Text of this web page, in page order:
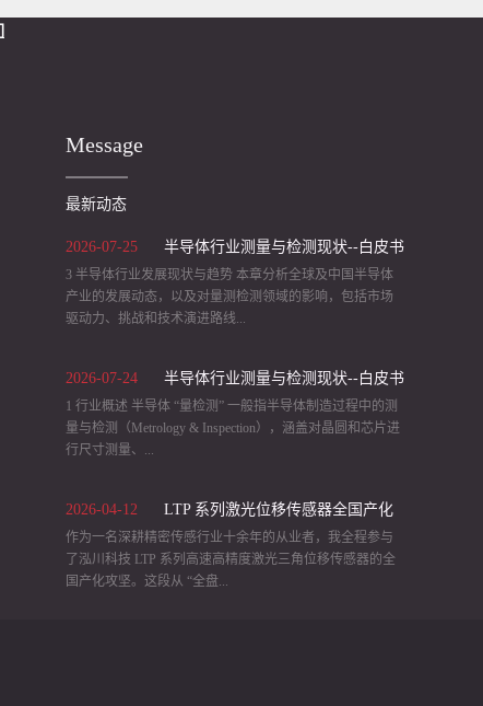
Message
最新动态
半导体行业测量与检测现状--白皮书
（2）
2026-07-25
3 半导体行业发展现状与趋势 本章分析全球及中国半导体
产业的发展动态，以及对量测检测领域的影响，包括市场
驱动力、挑战和技术演进路线...
等。 3.1 产业发展现状 全球与中国市场规模： 受益于 5G、
AI、物联网等需求推动，全球半导体设备市场近年来快速
扩张，2019 年2022 年从 598 亿美元增长至 1,076 亿美元。
2023 年由于芯片下游需求疲软出现小幅下滑，全球设备销
设备，占全球约 34.5%。在这一大背景下，用于工艺控制的
量测 / 检测设备（即良率检测设备）也保持增长：2023 年
全球半导体量测和检测设备市场规模达 128.3亿美元，同比
增长 1.6%，2019-2023 年 CAGR 高达19.1%。中国大陆市场
半导体行业测量与检测现状--白皮书
（1）
2026-07-24
1 行业概述 半导体 “量检测” 一般指半导体制造过程中的测
量与检测（Metrology & Inspection），涵盖对晶圆和芯片进
行尺寸测量、...
缺陷检测、测试分析等环节。这类设备通过精密仪器和软
件，在晶圆制造从光刻到封装的各阶段对关键参数和缺陷
进行检测，把控产品良率。由于半导体元件的微缩和复杂
化，量测与检测成为保障产品性能和良率的核心环节，被
LTP 系列激光位移传感器全国产化
之路 —— 从技术依赖到自主可控的
心路历程
2026-04-12
作为一名深耕精密传感行业十余年的从业者，我全程参与
了泓川科技 LTP 系列高速高精度激光三角位移传感器的全
国产化攻坚。这段从 “全盘...